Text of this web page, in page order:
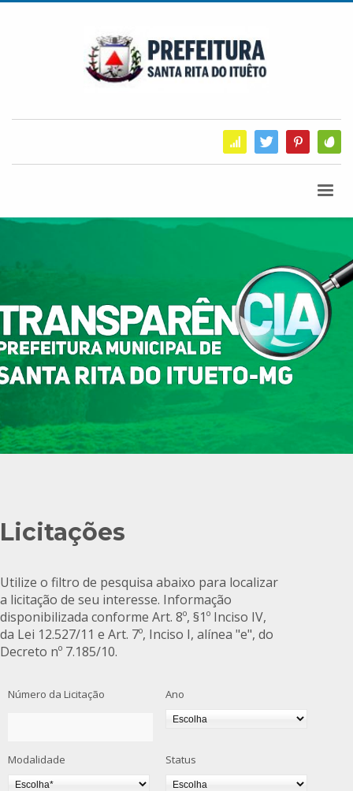
Licitações
Utilize o filtro de pesquisa abaixo para localizar
a licitação de seu interesse. Informação
disponibilizada conforme Art. 8º, §1º Inciso IV,
da Lei 12.527/11 e Art. 7º, Inciso I, alínea "e", do
Decreto nº 7.185/10.
Número da Licitação Ano
Modalidade Status